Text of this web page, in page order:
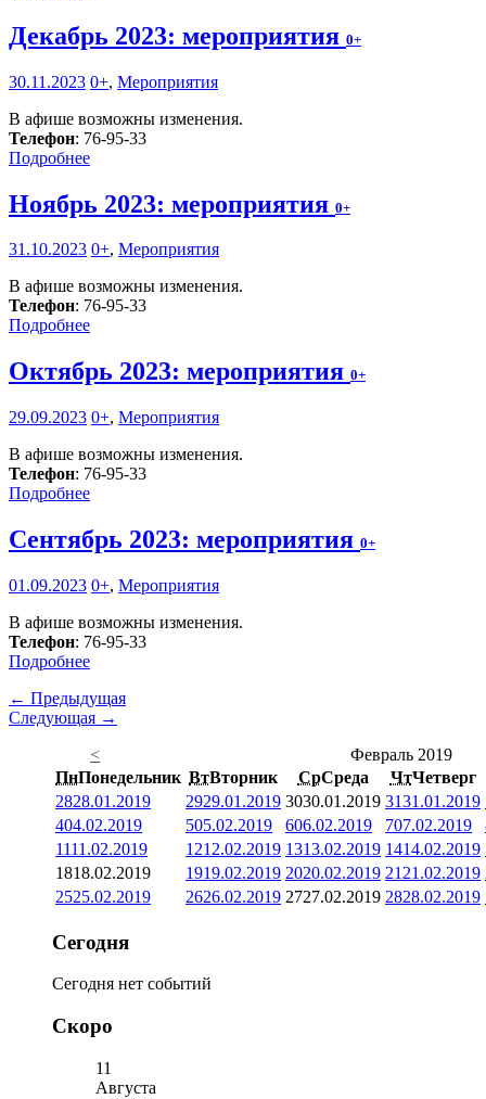
Декабрь 2023: мероприятия 0+
30.11.2023 0+, Мероприятия
В афише возможны изменения.
Телефон: 76-95-33
Подробнее
Ноябрь 2023: мероприятия 0+
31.10.2023 0+, Мероприятия
В афише возможны изменения.
Телефон: 76-95-33
Подробнее
Октябрь 2023: мероприятия 0+
29.09.2023 0+, Мероприятия
В афише возможны изменения.
Телефон: 76-95-33
Подробнее
Сентябрь 2023: мероприятия 0+
01.09.2023 0+, Мероприятия
В афише возможны изменения.
Телефон: 76-95-33
Подробнее
← Предыдущая
Следующая →
<
Февраль 2019
ПнПонедельник ВтВторник СрСреда ЧтЧетверг
2828.01.2019 2929.01.2019 3030.01.2019 3131.01.2019
404.02.2019 505.02.2019 606.02.2019 707.02.2019
1111.02.2019 1212.02.2019 1313.02.2019 1414.02.2019
1818.02.2019 1919.02.2019 2020.02.2019 21 21.02.2019
2525.02.2019 2626.02.2019 2727.02.2019 2828.02.2019
Сегодня
Сегодня нет событий
Скоро
11
Августа